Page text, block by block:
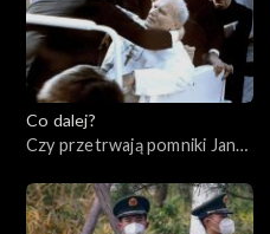
Co dalej?
Czy przetrwają pomniki Jana